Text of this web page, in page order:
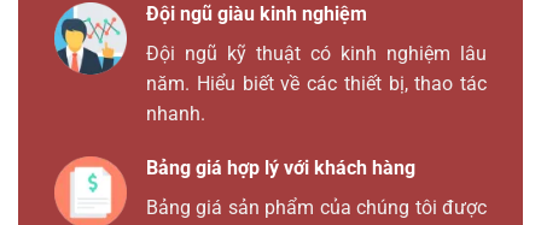
Đội ngũ giàu kinh nghiệm
Đội ngũ kỹ thuật có kinh nghiệm lâu
năm. Hiểu biết về các thiết bị, thao tác
nhanh.
Bảng giá hợp lý với khách hàng
Bảng giá sản phẩm của chúng tôi được